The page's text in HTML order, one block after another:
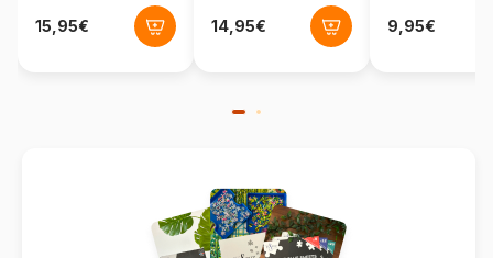
Format boîte Boîte en carton